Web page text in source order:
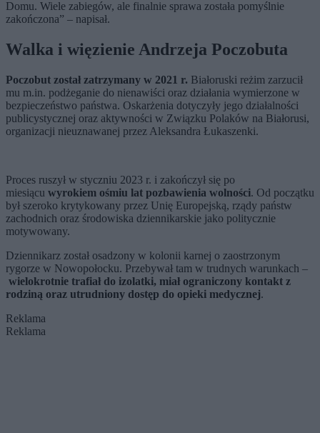
Domu. Wiele zabiegów, ale finalnie sprawa została pomyślnie
zakończona” – napisał.
Walka i więzienie Andrzeja Poczobuta
Poczobut został zatrzymany w 2021 r. Białoruski reżim zarzucił
mu m.in. podżeganie do nienawiści oraz działania wymierzone w
bezpieczeństwo państwa. Oskarżenia dotyczyły jego działalności
publicystycznej oraz aktywności w Związku Polaków na Białorusi,
organizacji nieuznawanej przez Aleksandra Łukaszenki.
Proces ruszył w styczniu 2023 r. i zakończył się po
miesiącu wyrokiem ośmiu lat pozbawienia wolności. Od początku
był szeroko krytykowany przez Unię Europejską, rządy państw
zachodnich oraz środowiska dziennikarskie jako politycznie
motywowany.
Dziennikarz został osadzony w kolonii karnej o zaostrzonym
rygorze w Nowopołocku. Przebywał tam w trudnych warunkach –
wielokrotnie trafiał do izolatki, miał ograniczony kontakt z
rodziną oraz utrudniony dostęp do opieki medycznej.
Reklama
Reklama